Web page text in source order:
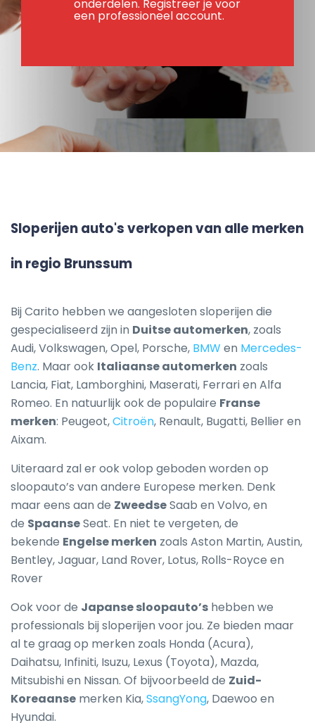
onderdelen. Registreer je voor
een professioneel account.
Sloperijen auto's verkopen van alle merken
in regio Brunssum
Bij Carito hebben we aangesloten sloperijen die
gespecialiseerd zijn in Duitse automerken, zoals
Audi, Volkswagen, Opel, Porsche, BMW en Mercedes-
Benz. Maar ook Italiaanse automerken zoals
Lancia, Fiat, Lamborghini, Maserati, Ferrari en Alfa
Romeo. En natuurlijk ook de populaire Franse
merken: Peugeot,Citroën, Renault, Bugatti, Bellier en
Aixam.
Uiteraard zal er ook volop geboden worden op
sloopauto’s van andere Europese merken. Denk
maar eens aan de ZweedseSaab en Volvo, en
de SpaanseSeat. En niet te vergeten, de
bekende Engelse merken zoals Aston Martin, Austin,
Bentley, Jaguar, Land Rover, Lotus, Rolls-Royce en
Rover
Ook voor de Japanse sloopauto’s hebben we
professionals bij sloperijen voor jou. Ze bieden maar
al te graag op merken zoals Honda (Acura),
Daihatsu, Infiniti, Isuzu, Lexus (Toyota), Mazda,
Mitsubishi en Nissan. Of bijvoorbeeld de Zuid-
Koreaanse merken Kia,SsangYong, Daewoo en
Hyundai.